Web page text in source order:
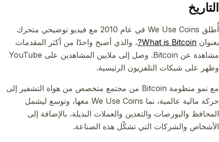
التاريخ
أُطلق We Use Coins في عام 2010 مع فيديو توضيحي متحرك
بعنوان What is Bitcoin? ، والذي أصبح واحدًا من أكثر المقدمات
مشاهدة عن Bitcoin. وصل إلى ملايين المشاهدين على YouTube
وظهر على شبكات التلفزيون الرئيسية.
مع نمو منظومة Bitcoin من مجتمع متخصص من هواة التشفير إلى
حركة مالية عالمية، نما We Use Coins معها، وتوسع ليشمل
المحافظ والبورصات والتعدين والعملات البديلة، بالإضافة إلى
الأشخاص والشركات التي تشكّل هذه الصناعة.